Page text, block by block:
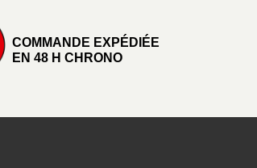
COMMANDE EXPÉDIÉE
EN 48 H CHRONO